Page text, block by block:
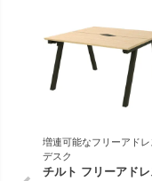
増連可能なフリーアドレ
デスク
チルト フリーアドレ